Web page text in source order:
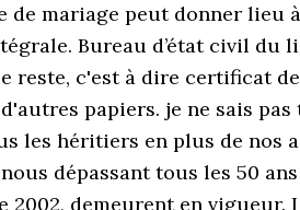
de mariage peut donner
Bureau d’état civil du
reste, c'est à dire certificat
papiers. je ne sais
les héritiers en plus de nos
dépassant tous les 50
demeurent en